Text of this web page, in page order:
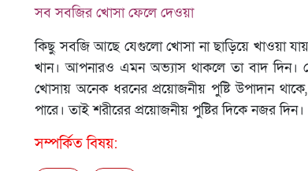
সব সবজির খোসা ফেলে দেওয়া
কিছু সবজি আছে যেগুলো খোসা না ছাড়িয়ে খাওয়া
খান। আপনারও এমন অভ্যাস থাকলে তা বাদ
খোসায় অনেক ধরনের প্রয়োজনীয় পুষ্টি উপাদান
পারে। তাই শরীরের প্রয়োজনীয় পুষ্টির দিকে নজর দিন।
সম্পর্কিত বিষয়: